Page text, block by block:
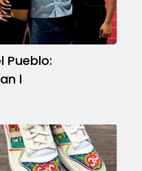
Pueblo:
l